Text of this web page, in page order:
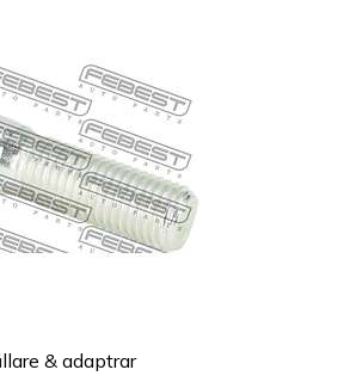
& adaptrar